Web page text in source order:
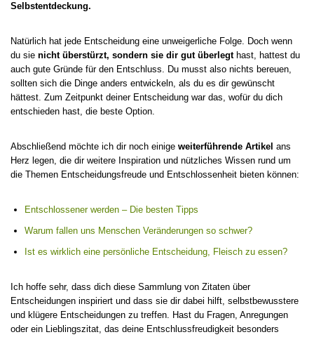
Selbstentdeckung.
Natürlich hat jede Entscheidung eine unweigerliche Folge. Doch wenn
du sie nicht überstürzt, sondern sie dir gut überlegthast, hattest du
auch gute Gründe für den Entschluss. Du musst also nichts bereuen,
sollten sich die Dinge anders entwickeln, als du es dir gewünscht
hättest. Zum Zeitpunkt deiner Entscheidung war das, wofür du dich
entschieden hast, die beste Option.
Abschließend möchte ich dir noch einige weiterführende Artikel ans
Herz legen, die dir weitere Inspiration und nützliches Wissen rund um
die Themen Entscheidungsfreude und Entschlossenheit bieten können:
Entschlossener werden – Die besten Tipps
Warum fallen uns Menschen Veränderungen so schwer?
Ist es wirklich eine persönliche Entscheidung, Fleisch zu essen?
Ich hoffe sehr, dass dich diese Sammlung von Zitaten über
Entscheidungen inspiriert und dass sie dir dabei hilft, selbstbewusstere
und klügere Entscheidungen zu treffen. Hast du Fragen, Anregungen
oder ein Lieblingszitat, das deine Entschlussfreudigkeit besonders